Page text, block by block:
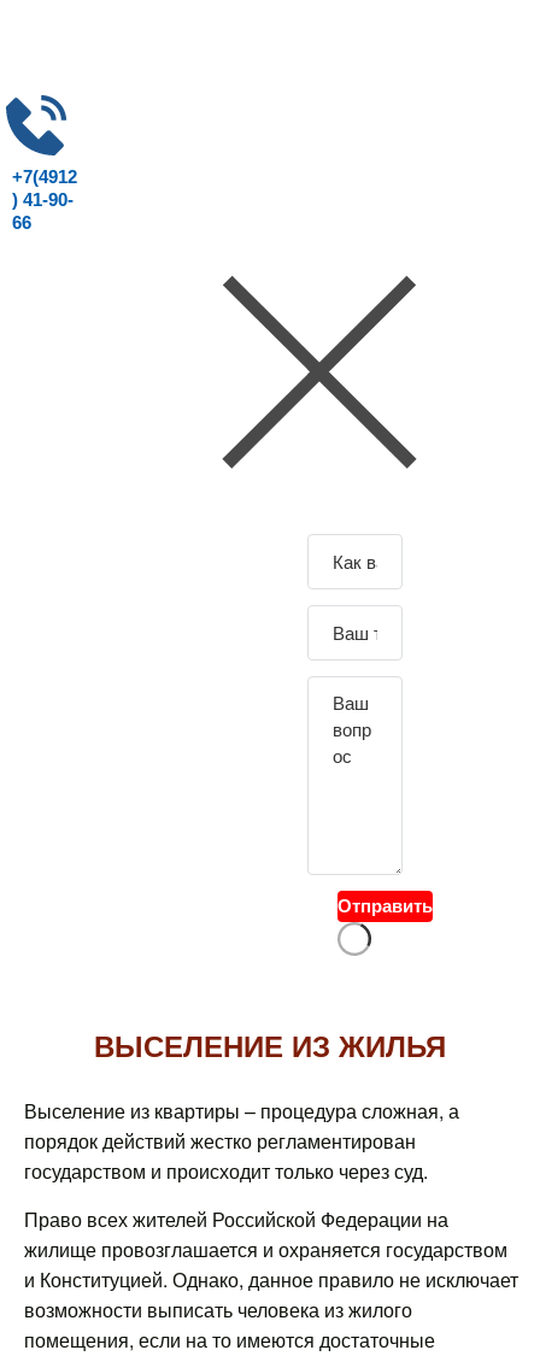
+7(4912
) 41-90-
66
Отправить
ВЫСЕЛЕНИЕ ИЗ ЖИЛЬЯ
Выселение из квартиры – процедура сложная, а
порядок действий жестко регламентирован
государством и происходит только через суд.
Право всех жителей Российской Федерации на
жилище провозглашается и охраняется государством
и Конституцией. Однако, данное правило не исключает
возможности выписать человека из жилого
помещения, если на то имеются достаточные